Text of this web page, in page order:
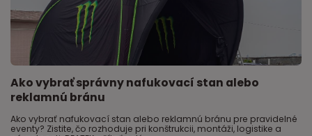
Ako vybrať správny nafukovací stan alebo
reklamnú bránu
Ako vybrať nafukovací stan alebo reklamnú bránu pre pravidelné
eventy? Zistite, čo rozhoduje pri konštrukcii, montáži, logistike a